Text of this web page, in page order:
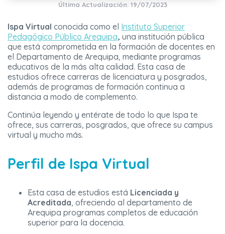
Última Actualización: 19/07/2023
Ispa Virtual conocida como el Instituto Superior
Pedagógico Público Arequipa, una institución pública
que está comprometida en la formación de docentes en
el Departamento de Arequipa, mediante programas
educativos de la más alta calidad. Esta casa de
estudios ofrece carreras de licenciatura y posgrados,
además de programas de formación continua a
distancia a modo de complemento.
Continúa leyendo y entérate de todo lo que Ispa te
ofrece, sus carreras, posgrados, que ofrece su campus
virtual y mucho más.
Perfil de Ispa Virtual
Esta casa de estudios está Licenciada y
Acreditada, ofreciendo al departamento de
Arequipa programas completos de educación
superior para la docencia.